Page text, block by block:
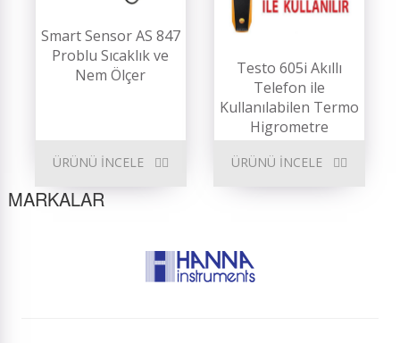
Smart Sensor AS 847
Problu Sıcaklık ve
Nem Ölçer
ÜRÜNÜ İNCELE
Testo 605i Akıllı
Telefon ile
Kullanılabilen Termo
Higrometre
ÜRÜNÜ İNCELE
MARKALAR